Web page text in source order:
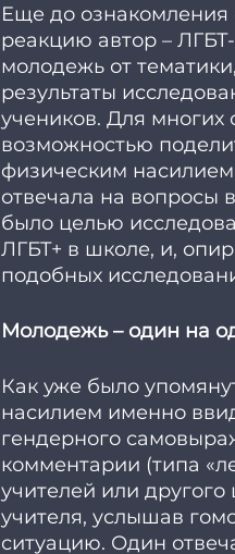
Еще до ознакомления
реакцию автор –
молодежь от
результаты
учеников. Для многих
возможностью
физическим
отвечала на вопросы
было целью
ЛГБТ+ в школе, и,
подобных
Молодежь – один на
Как уже было
насилием именно
гендерного
комментарии (типа
учителей или
учителя, услышав
ситуацию. Один